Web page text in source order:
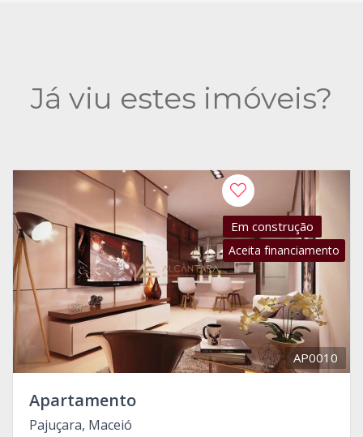
Já viu estes imóveis?
Em construção
Aceita financiamento
AP0010
Apartamento
Pajuçara, Maceió